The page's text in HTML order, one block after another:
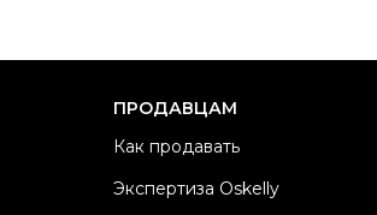
ПРОДАВЦАМ
Как продавать
Экспертиза Oskelly